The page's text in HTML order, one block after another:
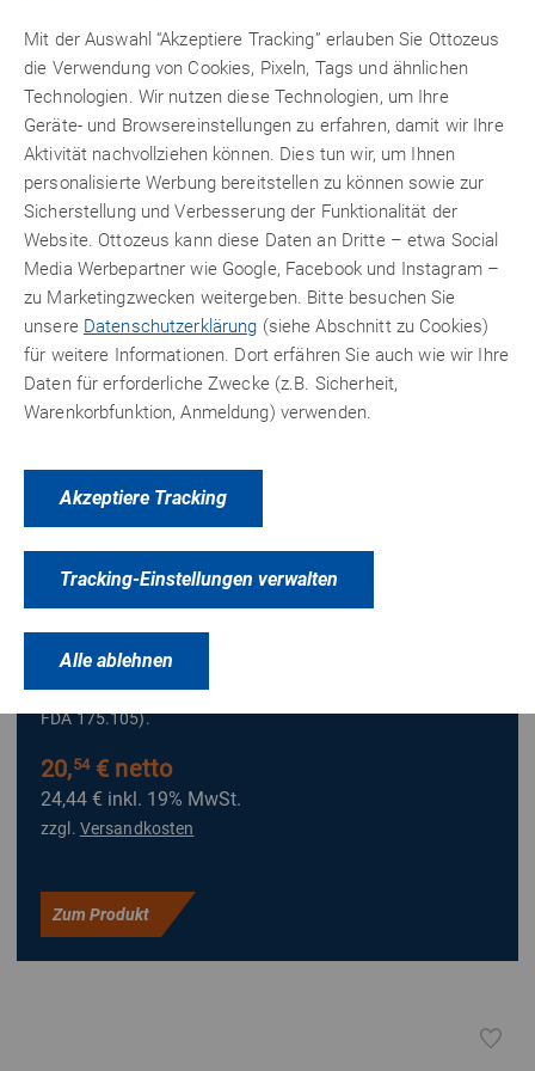
Mit Produktvideo
technicoll®9508
Geruchs- und ausblüharmer Sekundenklebstoff für
Moosgummi, Metall, Keramik, Porzellan, Holz und
Kunststoffen. Das Cyanacrylat ist wenig klebrig und für den
indirekten Kontakt mit Lebensmitteln geeignet (Zulassung
FDA 175.105).
20,54€ netto
24,44 € inkl. 19% MwSt.
zzgl. Versandkosten
Zum Produkt
Mit der Auswahl “Akzeptiere Tracking” erlauben Sie Ottozeus
die Verwendung von Cookies, Pixeln, Tags und ähnlichen
Technologien. Wir nutzen diese Technologien, um Ihre
Geräte- und Browsereinstellungen zu erfahren, damit wir Ihre
Aktivität nachvollziehen können. Dies tun wir, um Ihnen
personalisierte Werbung bereitstellen zu können sowie zur
Sicherstellung und Verbesserung der Funktionalität der
Website. Ottozeus kann diese Daten an Dritte – etwa Social
Media Werbepartner wie Google, Facebook und Instagram –
zu Marketingzwecken weitergeben. Bitte besuchen Sie
unsere Datenschutzerklärung (siehe Abschnitt zu Cookies)
für weitere Informationen. Dort erfähren Sie auch wie wir Ihre
Daten für erforderliche Zwecke (z.B. Sicherheit,
Warenkorbfunktion, Anmeldung) verwenden.
Akzeptiere Tracking
Tracking-Einstellungen verwalten
Alle ablehnen